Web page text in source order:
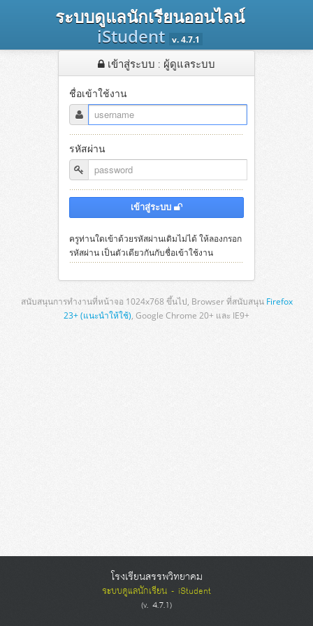
ระบบดูแลนักเรียนออนไลน์
iStudent
v. 4.7.1
เข้าสู่ระบบ : ผู้ดูแลระบบ
ชื่อเข้าใช้งาน
รหัสผ่าน
เข้าสู่ระบบ
ครูท่านใดเข้าด้วยรหัสผ่านเดิมไม่ได้ ให้ลองกรอก
รหัสผ่าน เป็นตัวเดียวกันกับชื่อเข้าใช้งาน
สนับสนุนการทำงานที่หน้าจอ 1024x768 ขึ้นไป, Browser ที่สนับสนุน Firefox
23+ (แนะนำให้ใช้), Google Chrome 20+ และ IE9+
โรงเรียนสรรพวิทยาคม
ระบบดูแลนักเรียน - iStudent
(v. 4.7.1)